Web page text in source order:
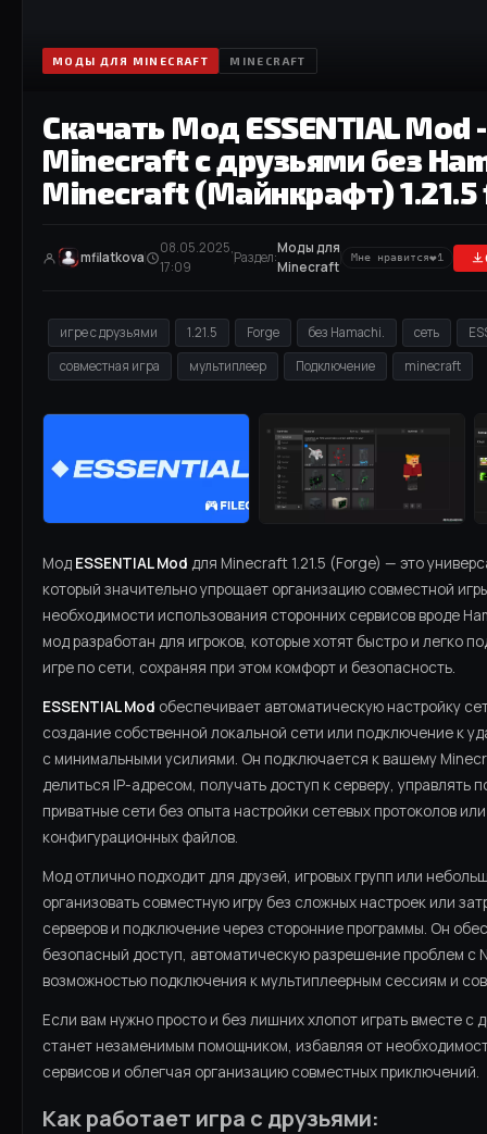
МОДЫ ДЛЯ MINECRAFT MINECRAFT
Скачать Мод ESSENTIAL Mod
Minecraft с друзьями без
Minecraft (Майнкрафт)
mfilatkova
08.05.2025,
17:09
Раздел:
Моды для
Minecraft
Мне нравится❤1
игре с друзьями 1.21.5 Forge без Hamachi. сеть
совместная игра мультиплеер Подключение minecraft
Мод ESSENTIAL Mod для Minecraft 1.21.5 (Forge) — это
который значительно упрощает организацию совместной
необходимости использования сторонних сервисов вроде
мод разработан для игроков, которые хотят быстро и легко
игре по сети, сохраняя при этом комфорт и безопасность.
ESSENTIAL Mod обеспечивает автоматическую настройку
создание собственной локальной сети или подключение к
с минимальными усилиями. Он подключается к вашему
делиться IP-адресом, получать доступ к серверу, управлять
приватные сети без опыта настройки сетевых протоколов
конфигурационных файлов.
Мод отлично подходит для друзей, игровых групп или
организовать совместную игру без сложных настроек или
серверов и подключение через сторонние программы. Он
безопасный доступ, автоматическую разрешение проблем с
возможностью подключения к мультиплеерным сессиям и
Если вам нужно просто и без лишних хлопот играть вместе с
станет незаменимым помощником, избавляя от
сервисов и облегчая организацию совместных приключений.
Как работает игра с друзьями: